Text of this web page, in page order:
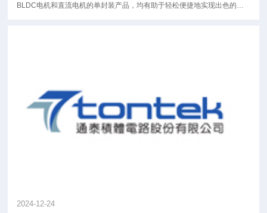
BLDC电机和直流电机的单封装产品，均有助于轻松便捷地实现出色的运
2024-12-24